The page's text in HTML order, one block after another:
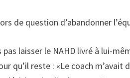
de question d’abandonner
pas laisser le NAHD livré à lui-
qu’il reste : «Le coach m’avait